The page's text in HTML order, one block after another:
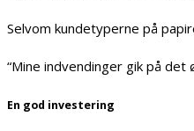
Selvom kundetyperne på
“Mine indvendinger gik på
En god investering